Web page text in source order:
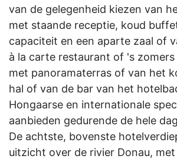
van de gelegenheid kiezen van
met staande receptie, koud
capaciteit en een aparte zaal of
à la carte restaurant of 's
met panoramaterras of van het
hal of van de bar van het
Hongaarse en internationale
aanbieden gedurende de hele
De achtste, bovenste
uitzicht over de rivier Donau, met